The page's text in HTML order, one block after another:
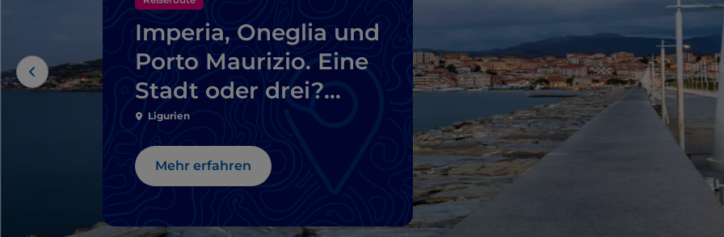
Imperia, Oneglia und
Porto Maurizio. Eine
Stadt oder drei?
Viele
Ligurien
Mehr erfahren